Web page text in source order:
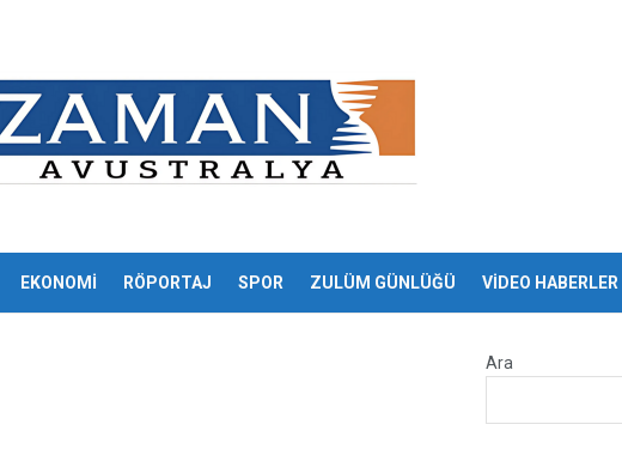
EKONOMİ RÖPORTAJ SPOR ZULÜM GÜNLÜĞÜ VİDEO HABERLER
Ara